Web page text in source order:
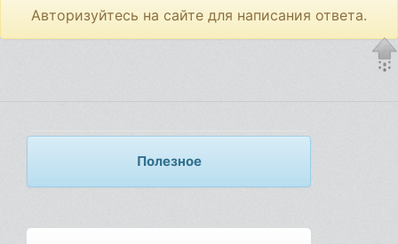
Авторизуйтесь на сайте для написания ответа.
Полезное